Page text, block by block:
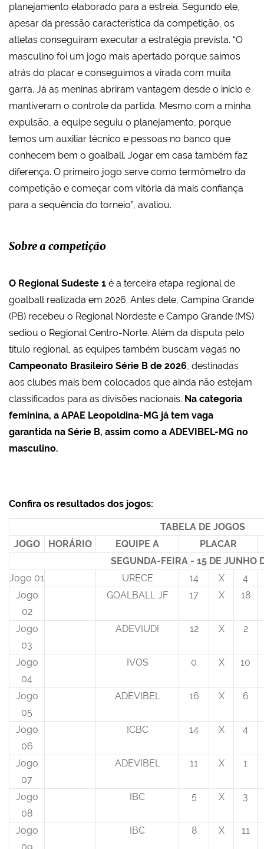
planejamento elaborado para a estreia. Segundo ele,
apesar da pressão característica da competição, os
atletas conseguiram executar a estratégia prevista. “O
masculino foi um jogo mais apertado porque saímos
atrás do placar e conseguimos a virada com muita
garra. Já as meninas abriram vantagem desde o início e
mantiveram o controle da partida. Mesmo com a minha
expulsão, a equipe seguiu o planejamento, porque
temos um auxiliar técnico e pessoas no banco que
conhecem bem o goalball. Jogar em casa também faz
diferença. O primeiro jogo serve como termômetro da
competição e começar com vitória dá mais confiança
para a sequência do torneio”, avaliou.
Sobre a competição
O Regional Sudeste 1 é a terceira etapa regional de
goalball realizada em 2026. Antes dele, Campina Grande
(PB) recebeu o Regional Nordeste e Campo Grande (MS)
sediou o Regional Centro-Norte. Além da disputa pelo
título regional, as equipes também buscam vagas no
Campeonato Brasileiro Série B de 2026, destinadas
aos clubes mais bem colocados que ainda não estejam
classificados para as divisões nacionais. Na categoria
feminina, a APAE Leopoldina-MG já tem vaga
garantida na Série B, assim como a ADEVIBEL-MG no
masculino.
Confira os resultados dos jogos:
TABELA DE JOGOS
JOGO
HORÁRIO EQUIPE A
PLACAR
SEGUNDA-FEIRA - 15 DE JUNHO
Jogo 01
URECE 14 X
4
Jogo
02
GOALBALL JF 17 X 18
Jogo
03
ADEVIUDI 12 X 2
Jogo
04
IVOS 0 X 10
Jogo
05
ADEVIBEL 16 X 6
Jogo
06
ICBC 14 X 4
Jogo
07
ADEVIBEL 11 X 1
Jogo
08
IBC 5 X 3
Jogo
IBC 8 X 11